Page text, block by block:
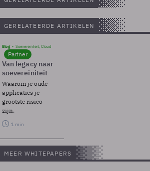
GERELATEERDE ARTIKELEN
Blog Soevereinteit, Cloud
Partner
Van legacy naar
soevereiniteit
Waarom je oude
applicaties je
grootste risico
zijn.
1 min
MEER WHITEPAPERS